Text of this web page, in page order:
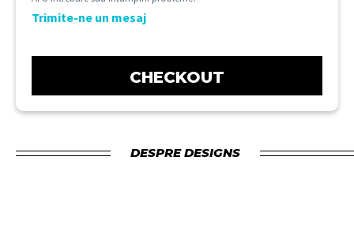
Trimite-ne un mesaj
CHECKOUT
DESPRE DESIGNS